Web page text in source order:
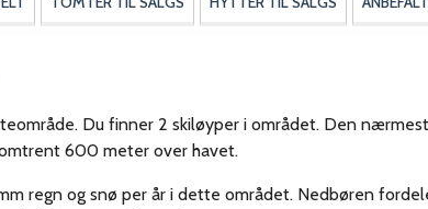
Du finner 2 skiløyper i området. Den
600 meter over havet.
regn og snø per år i dette området. Nedbøren